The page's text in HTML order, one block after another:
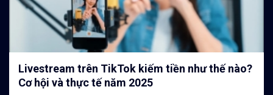
Livestream trên TikTok kiếm tiền như thế nào?
Cơ hội và thực tế năm 2025